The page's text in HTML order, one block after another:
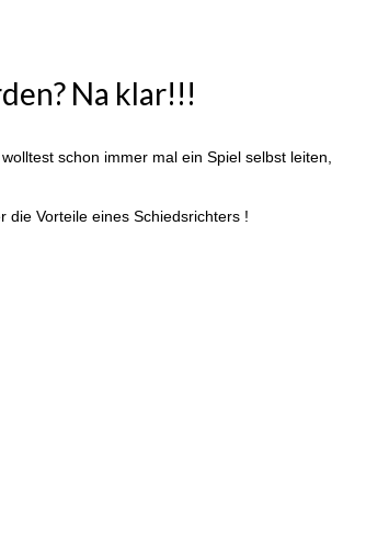
Na klar!!!
schon immer mal ein Spiel selbst leiten,
die Vorteile eines Schiedsrichters !